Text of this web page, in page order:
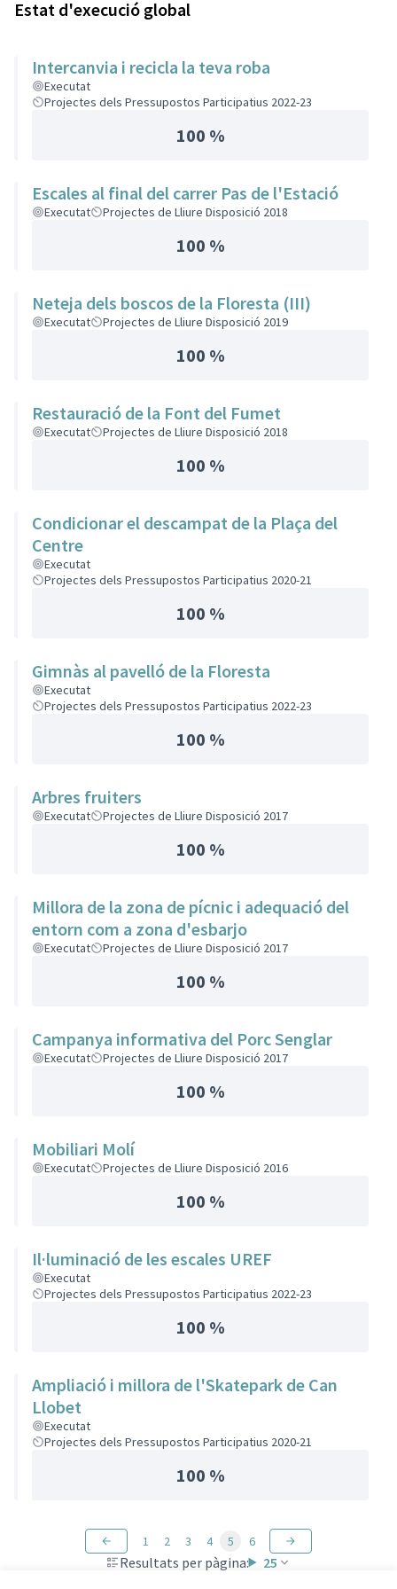
Estat d'execució global
Intercanvia i recicla la teva roba
Executat
Projectes dels Pressupostos Participatius 2022-23
100 %
Escales al final del carrer Pas de l'Estació
Executat Projectes de Lliure Disposició 2018
100 %
Neteja dels boscos de la Floresta (III)
Executat Projectes de Lliure Disposició 2019
100 %
Restauració de la Font del Fumet
Executat Projectes de Lliure Disposició 2018
100 %
Condicionar el descampat de la Plaça del
Centre
Executat
Projectes dels Pressupostos Participatius 2020-21
100 %
Gimnàs al pavelló de la Floresta
Executat
Projectes dels Pressupostos Participatius 2022-23
100 %
Arbres fruiters
Executat Projectes de Lliure Disposició 2017
100 %
Millora de la zona de pícnic i adequació del
entorn com a zona d'esbarjo
Executat Projectes de Lliure Disposició 2017
100 %
Campanya informativa del Porc Senglar
Executat Projectes de Lliure Disposició 2017
100 %
Mobiliari Molí
Executat Projectes de Lliure Disposició 2016
100 %
Il·luminació de les escales UREF
Executat
Projectes dels Pressupostos Participatius 2022-23
100 %
Ampliació i millora de l'Skatepark de Can
Llobet
Executat
Projectes dels Pressupostos Participatius 2020-21
100 %
Resultats per pàgina: 25
1 2 3 4 5 6